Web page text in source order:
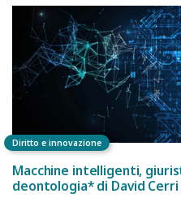
Diritto e innovazione
Macchine intelligenti,
deontologia* di David Cerri